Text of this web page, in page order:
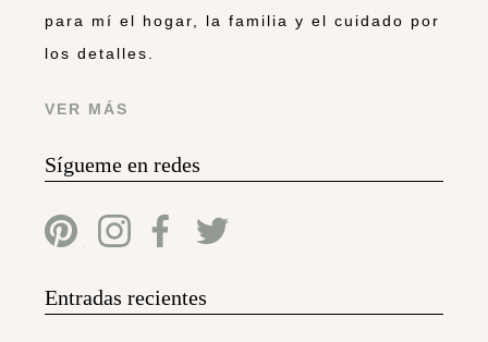
para mí el hogar, la familia y el cuidado por
los detalles.
VER MÁS
Sígueme en redes
Entradas recientes